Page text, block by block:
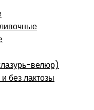
велюр)
без лактозы